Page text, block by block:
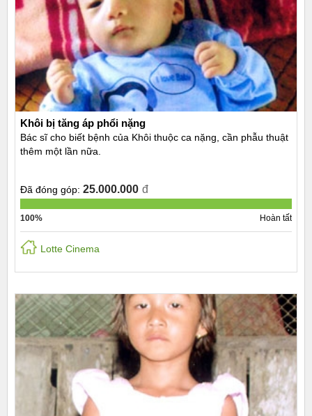
Khôi bị tăng áp phổi nặng
Bác sĩ cho biết bệnh của Khôi thuộc ca nặng, cần phẫu thuật
thêm một lần nữa.
Đã đóng góp: 25.000.000 đ
100% Hoàn tất
Lotte Cinema